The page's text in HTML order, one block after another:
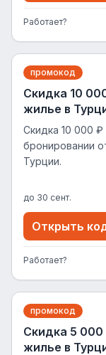
Работает?
промокод
Cкидка 10
жилье в
Cкидка 10 000
бронировании
Турции.
до 30 сент.
Открыть
Работает?
промокод
Cкидка 5
жилье в